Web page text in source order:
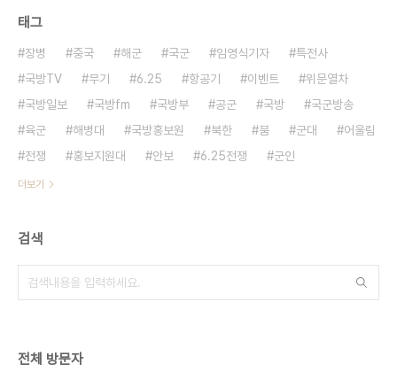
태그
장병 중국 해군 국군 임영식기자
특전사
국방TV
무기 6.25 항공기 이벤트
위문열차
국방일보
국방fm 국방부 공군 국방
국군방송
육군
해병대 국방홍보원 북한 붐 군대
어울림
전쟁
홍보지원대 안보 6.25전쟁 군인
더보기
검색
전체 방문자